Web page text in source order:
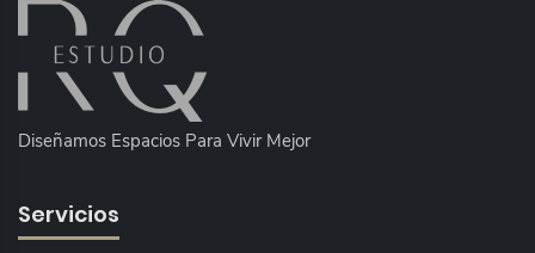
Diseñamos Espacios Para Vivir Mejor
Servicios